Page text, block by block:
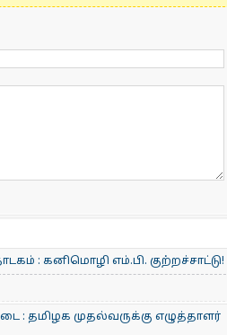
: கனிமொழி எம்.பி. குற்றச்சாட்டு!
: தமிழக முதல்வருக்கு எழுத்தாளர்